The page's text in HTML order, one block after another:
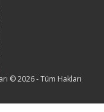
© 2026 - Tüm Hakları